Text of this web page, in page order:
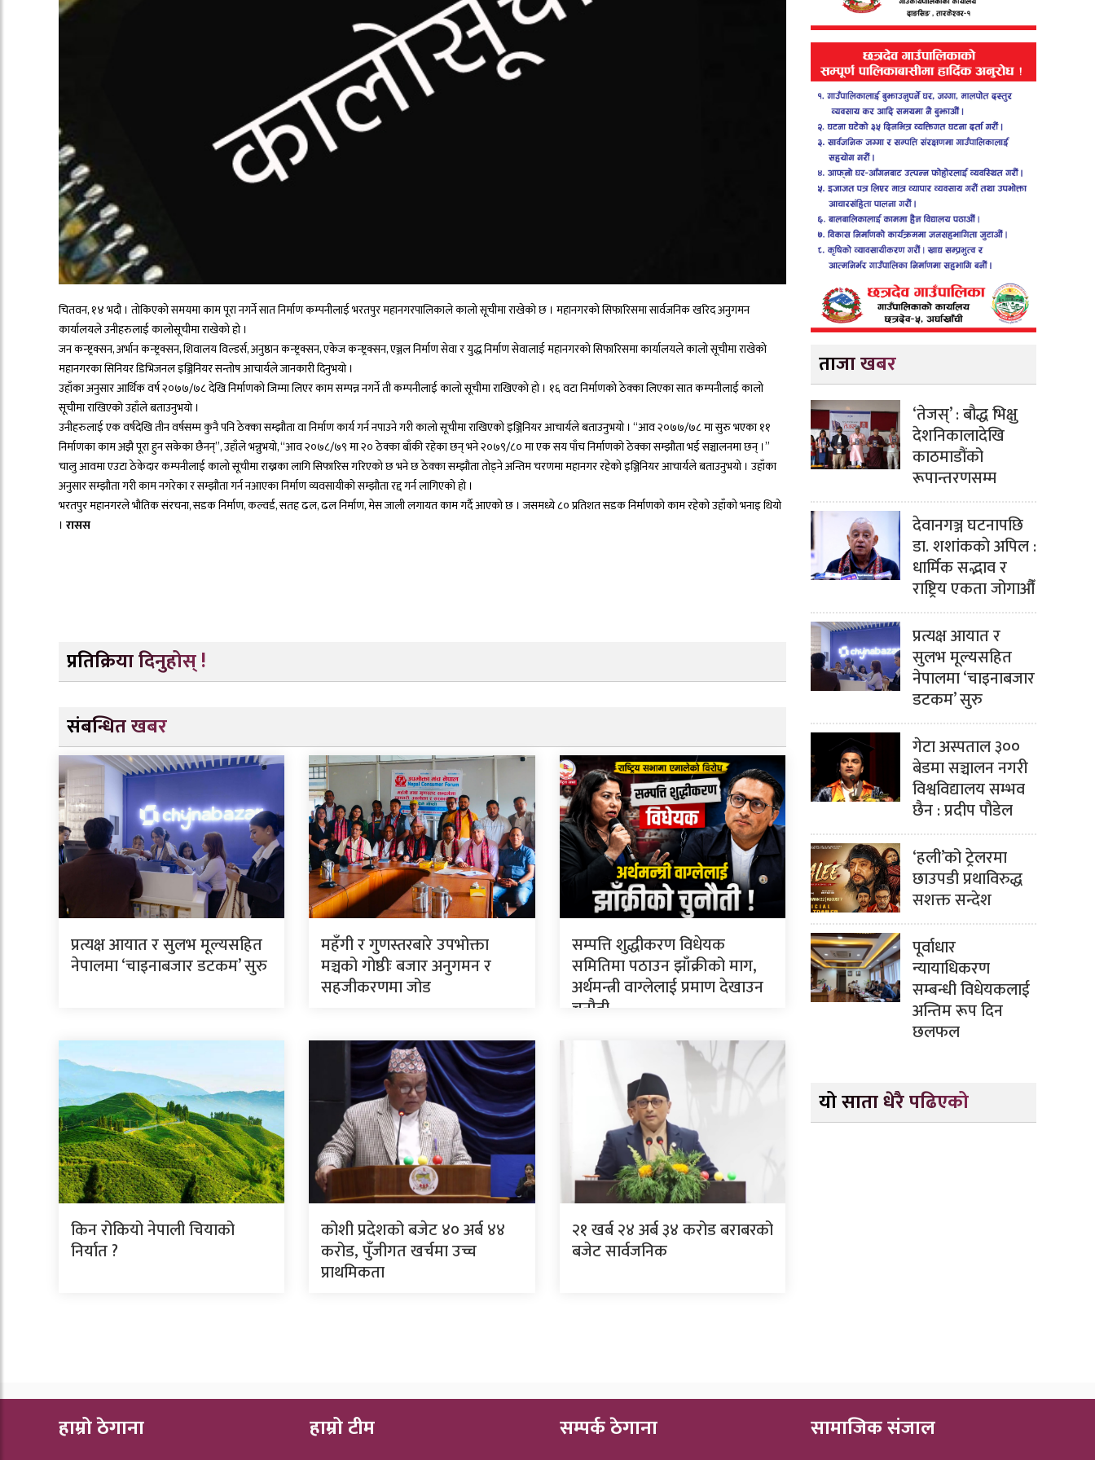
चितवन, १४ भदौ । तोकिएको समयमा काम पूरा नगर्ने सात निर्माण कम्पनीलाई भरतपुर महानगरपालिकाले कालो सूचीमा राखेको छ । महानगरको सिफारिसमा सार्वजनिक खरिद अनुगमन
कार्यालयले उनीहरुलाई कालोसूचीमा राखेको हो ।
जन कन्ष्ट्रक्सन, अर्भान कन्ष्ट्रक्सन, शिवालय विल्डर्स, अनुष्ठान कन्ष्ट्रक्सन, एकेज कन्ष्ट्रक्सन, एञ्जल निर्माण सेवा र युद्ध निर्माण सेवालाई महानगरको सिफारिसमा कार्यालयले कालो सूचीमा राखेको
महानगरका सिनियर डिभिजनल इञ्जिनियर सन्तोष आचार्यले जानकारी दिनुभयो ।
उहाँका अनुसार आर्थिक वर्ष २०७७/७८ देखि निर्माणको जिम्मा लिएर काम सम्पन्न नगर्ने ती कम्पनीलाई कालो सूचीमा राखिएको हो । १६ वटा निर्माणको ठेक्का लिएका सात कम्पनीलाई कालो
सूचीमा राखिएको उहाँले बताउनुभयो ।
उनीहरुलाई एक वर्षदेखि तीन वर्षसम्म कुनै पनि ठेक्का सम्झौता वा निर्माण कार्य गर्न नपाउने गरी कालो सूचीमा राखिएको इञ्जिनियर आचार्यले बताउनुभयो । “आव २०७७/७८ मा सुरु भएका ११
निर्माणका काम अझै पूरा हुन सकेका छैनन्”, उहाँले भन्नुभयो, “आव २०७८/७९ मा २० ठेक्का बाँकी रहेका छन् भने २०७९/८० मा एक सय पाँच निर्माणको ठेक्का सम्झौता भई सञ्चालनमा छन् ।”
चालु आवमा एउटा ठेकेदार कम्पनीलाई कालो सूचीमा राख्नका लागि सिफारिस गरिएको छ भने छ ठेक्का सम्झौता तोड्ने अन्तिम चरणमा महानगर रहेको इञ्जिनियर आचार्यले बताउनुभयो । उहाँका
अनुसार सम्झौता गरी काम नगरेका र सम्झौता गर्न नआएका निर्माण व्यवसायीको सम्झौता रद्द गर्न लागिएको हो ।
भरतपुर महानगरले भौतिक संरचना, सडक निर्माण, कल्वर्ड, सतह ढल, ढल निर्माण, मेस जाली लगायत काम गर्दै आएको छ । जसमध्ये ८० प्रतिशत सडक निर्माणको काम रहेको उहाँको भनाइ थियो
। रासस
प्रतिक्रिया दिनुहोस् !
संबन्धित खबर
प्रत्यक्ष आयात र सुलभ मूल्यसहित
नेपालमा ‘चाइनाबजार डटकम’ सुरु
महँगी र गुणस्तरबारे उपभोक्ता
मञ्चको गोष्ठीः बजार अनुगमन र
सहजीकरणमा जोड
सम्पत्ति शुद्धीकरण विधेयक
समितिमा पठाउन झाँक्रीको माग,
अर्थमन्त्री वाग्लेलाई प्रमाण देखाउन
चुनौती
किन रोकियो नेपाली चियाको
निर्यात ?
कोशी प्रदेशको बजेट ४० अर्ब ४४
करोड, पुँजीगत खर्चमा उच्च
प्राथमिकता
२१ खर्ब २४ अर्ब ३४ करोड बराबरको
बजेट सार्वजनिक
ताजा खबर
‘तेजस्’ : बौद्ध भिक्षु
देशनिकालादेखि
काठमाडौंको
रूपान्तरणसम्म
देवानगञ्ज घटनापछि
डा. शशांककाे अपिल :
धार्मिक सद्भाव र
राष्ट्रिय एकता जोगाऔँ
प्रत्यक्ष आयात र
सुलभ मूल्यसहित
नेपालमा ‘चाइनाबजार
डटकम’ सुरु
गेटा अस्पताल ३००
बेडमा सञ्चालन नगरी
विश्वविद्यालय सम्भव
छैन : प्रदीप पौडेल
‘हली’को ट्रेलरमा
छाउपडी प्रथाविरुद्ध
सशक्त सन्देश
पूर्वाधार
न्यायाधिकरण
सम्बन्धी विधेयकलाई
अन्तिम रूप दिन
छलफल
यो साता धेरै पढिएको
हाम्रो ठेगाना हाम्रो टीम सम्पर्क ठेगाना सामाजिक संजाल